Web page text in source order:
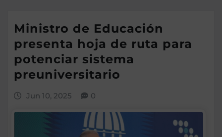
Ministro de Educación
presenta hoja de ruta para
potenciar sistema
preuniversitario
Jun 10, 2025 0